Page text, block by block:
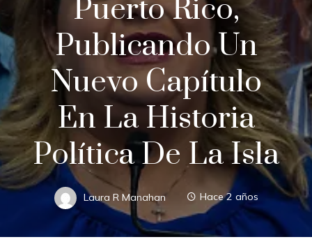
Puerto Rico,
Publicando Un
Nuevo Capítulo
En La Historia
Política De La Isla
Laura R Manahan Hace 2 años